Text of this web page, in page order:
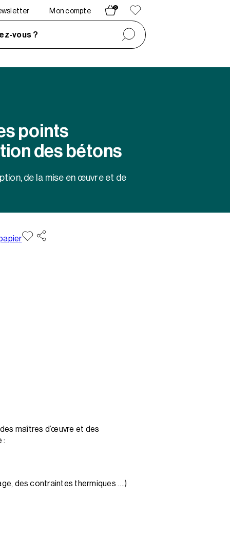
Mon compte
0
vous ?
points
des bétons
de la mise en œuvre et de
maîtres d’œuvre et des
:
des contraintes thermiques ….)